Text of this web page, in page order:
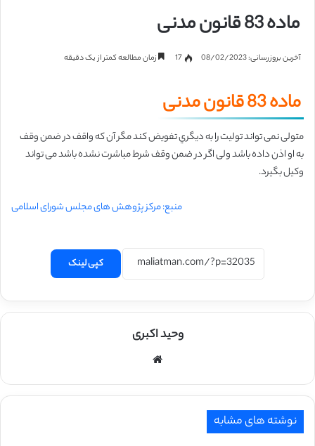
ماده 83 قانون مدنی
آخرین بروزرسانی: 08/02/2023 17 زمان مطالعه کمتر از یک دقیقه
ماده 83 قانون مدنی
متولی نمی تواند تولیت را به دیگري تفویض کند مگر آن که واقف در ضمن وقف
به او اذنداده باشد ولی اگر در ضمن وقف شرط مباشرت نشده باشد می تواند
وکیل بگیرد.
منبع: مرکز پژوهش های مجلس شورای اسلامی
کپی لینک
وحید اکبری
نوشته های مشابه